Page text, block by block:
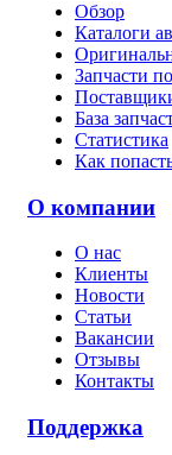
Обзор
Каталоги
Запчасти
База
Статистика
Как
О компании
О нас
Клиенты
Новости
Статьи
Вакансии
Отзывы
Контакты
Поддержка